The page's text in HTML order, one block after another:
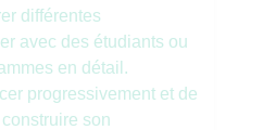
différentes
avec des étudiants ou
en détail.
progressivement et de
son